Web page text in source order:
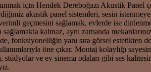
için Hendek Dereboğazı Akustik
akustik panel sistemleri, sesin istenmeyen
geçmesini sağlamak, evlerde ise
kalmaz, aynı zamanda
fonksiyonelliğin yanı sıra görsel estetikten
öne çıkar. Montaj kolaylığı
ve ev sinema odaları gibi ses